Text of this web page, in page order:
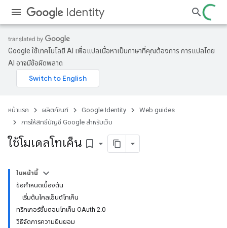
Identity
Google ใช้เทคโนโลยี AI เพื่อแปลเนื้อหาเป็นภาษาที่คุณต้องการ การแปลโดย
AI อาจมีข้อผิดพลาด
หน้าแรก ผลิตภัณฑ์ Google Identity
Web guides
การให้สิทธิ์บัญชี Google สําหรับเว็บ
ใช้โมเดลโทเค็น bookmark_border
ในหน้านี้
ข้อกำหนดเบื้องต้น
เริ่มต้นไคลเอ็นต์โทเค็น
ทริกเกอร์ขั้นตอนโทเค็น OAuth 2.0
วิธีจัดการความยินยอม